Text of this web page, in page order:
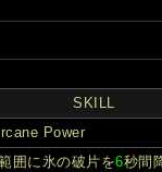
SKILL
Power
囲に氷の破片を6秒間